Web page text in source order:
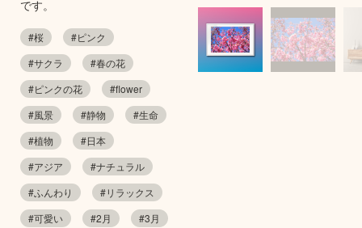
です。
#桜
#ピンク
#サクラ
#春の花
#ピンクの花
#flower
#風景
#静物
#生命
#植物
#日本
#アジア
#ナチュラル
#ふんわり
#リラックス
#可愛い
#2月
#3月